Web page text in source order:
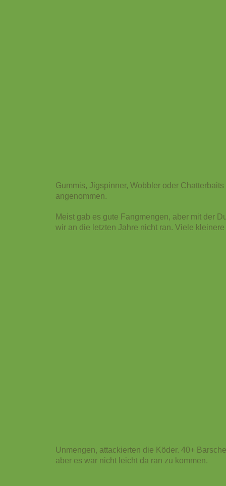
Gummis, Jigspinner, Wobbler oder
angenommen.
Meist gab es gute Fangmengen, aber mit der
wir an die letzten Jahre nicht ran. Viele
Unmengen, attackierten die Köder. 40+
aber es war nicht leicht da ran zu kommen.